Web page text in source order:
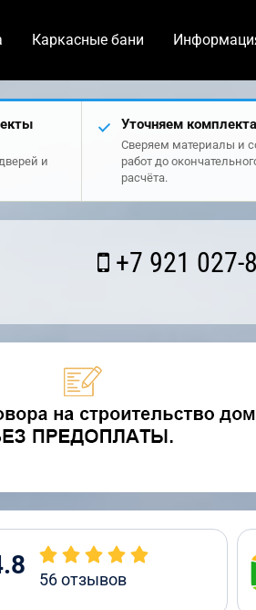
Каркасные бани
и
Уточняем
Сверяем материалы и
работ до
расчёта.
+7 921 027-
56отзывов